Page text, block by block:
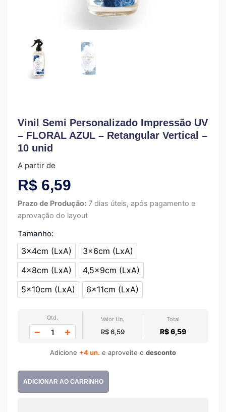
Vinil Semi Personalizado Impressão UV
– FLORAL AZUL – Retangular Vertical –
10 unid
A partir de
R$ 6,59
Prazo de Produção: 7 dias úteis, após pagamento e
aprovação do layout
Tamanho:
3x4cm (LxA)
3x4cm (LxA)
3x6cm (LxA)
3x6cm (LxA)
4x8cm (LxA)
4x8cm (LxA)
4,5x9cm (LxA)
4,5x9cm (LxA)
5x10cm (LxA)
5x10cm (LxA)
6x11cm (LxA)
6x11cm (LxA)
Qtd.
− +
Valor Un.
R$ 6,59
Total
R$ 6,59
Adicione +4 un. e aproveite o desconto
ADICIONAR AO CARRINHO